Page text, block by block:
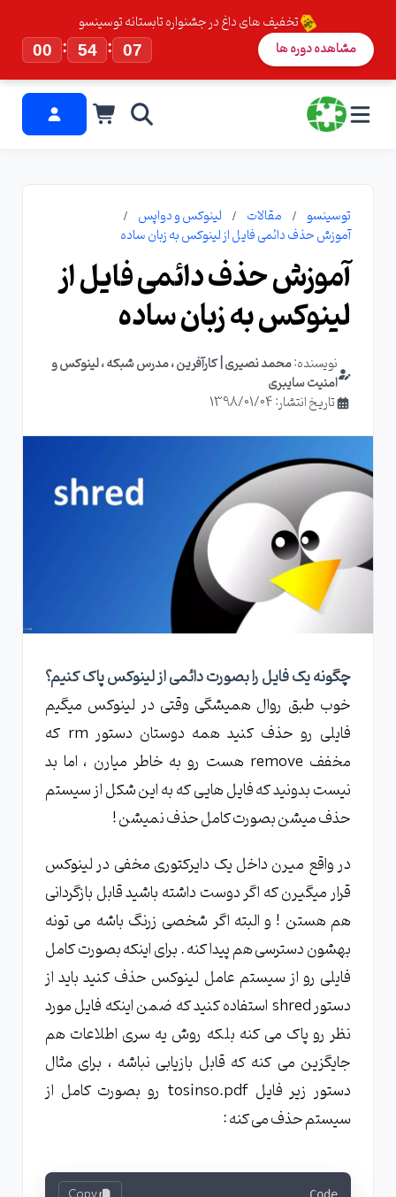
تخفیف های داغ در جشنواره تابستانه توسینسو
00
: 54 : 06 مشاهده دوره ها
توسینسو مقالات
لینوکس و دواپس
آموزش حذف دائمی فایل از لینوکس به زبان ساده
آموزش حذف دائمی فایل از
لینوکس به زبان ساده
نویسنده:محمد نصیری | کارآفرین ، مدرس شبکه ، لینوکس و
امنیت سایبری
تاریخ انتشار: 1398/01/04
چگونه یک فایل را بصورت دائمی از لینوکس پاک کنیم؟
خوب طبق روال همیشگی وقتی در لینوکس میگیم
فایلی رو حذف کنید همه دوستان دستور rm که
مخفف remove هست رو به خاطر میارن ، اما بد
نیست بدونید که فایل هایی که به این شکل از سیستم
حذف میشن بصورت کامل حذف نمیشن !
در واقع میرن داخل یک دایرکتوری مخفی در لینوکس
قرار میگیرن که اگر دوست داشته باشید قابل بازگردانی
هم هستن ! و البته اگر شخصی زرنگ باشه می تونه
بهشون دسترسی هم پیدا کنه . برای اینکه بصورت کامل
فایلی رو از سیستم عامل لینوکس حذف کنید باید از
دستور shred استفاده کنید که ضمن اینکه فایل مورد
نظر رو پاک می کنه بلکه روش یه سری اطلاعات هم
جایگزین می کنه که قابل بازیابی نباشه ، برای مثال
دستور زیر فایل tosinso.pdf رو بصورت کامل از
سیستم حذف می کنه :